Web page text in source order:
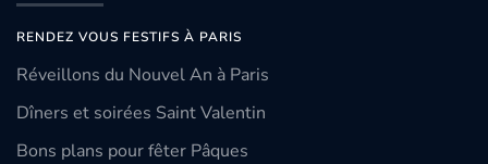
RENDEZ VOUS FESTIFS À PARIS
Réveillons du Nouvel An à Paris
Dîners et soirées Saint Valentin
Bons plans pour fêter Pâques